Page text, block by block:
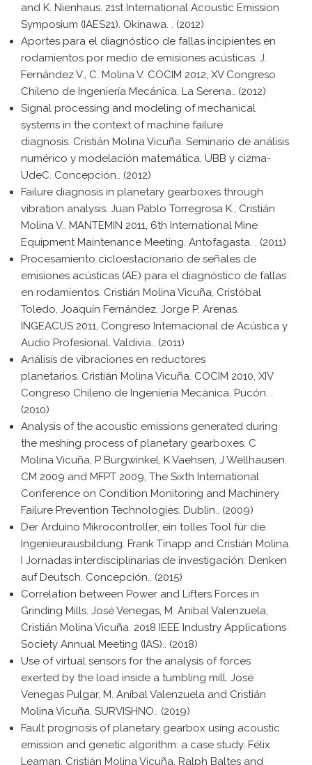
and K. Nienhaus. 21st International Acoustic Emission
Symposium (IAES21). Okinawa. . (2012)
Aportes para el diagnóstico de fallas incipientes en
rodamientos por medio de emisiones acústicas. J.
Fernández V., C. Molina V. COCIM 2012, XV Congreso
Chileno de Ingeniería Mecánica. La Serena.. (2012)
Signal processing and modeling of mechanical
systems in the context of machine failure
diagnosis. Cristián Molina Vicuña. Seminario de análisis
numérico y modelación matemática, UBB y ci2ma-
UdeC. Concepción.. (2012)
Failure diagnosis in planetary gearboxes through
vibration analysis. Juan Pablo Torregrosa K., Cristián
Molina V.. MANTEMIN 2011, 6th International Mine
Equipment Maintenance Meeting. Antofagasta. . (2011)
Procesamiento cicloestacionario de señales de
emisiones acústicas (AE) para el diagnóstico de fallas
en rodamientos. Cristián Molina Vicuña, Cristóbal
Toledo, Joaquín Fernández, Jorge P. Arenas.
INGEACUS 2011, Congreso Internacional de Acústica y
Audio Profesional. Valdivia.. (2011)
Análisis de vibraciones en reductores
planetarios. Cristián Molina Vicuña. COCIM 2010, XIV
Congreso Chileno de Ingeniería Mecánica. Pucón. .
(2010)
Analysis of the acoustic emissions generated during
the meshing process of planetary gearboxes. C
Molina Vicuña, P Burgwinkel, K Vaehsen, J Wellhausen.
CM 2009 and MFPT 2009, The Sixth International
Conference on Condition Monitoring and Machinery
Failure Prevention Technologies. Dublin.. (2009)
Der Arduino Mikrocontroller, ein tolles Tool für die
Ingenieurausbildung. Frank Tinapp and Cristián Molina.
I Jornadas interdisciplinarias de investigación: Denken
auf Deutsch. Concepción.. (2015)
Correlation between Power and Lifters Forces in
Grinding Mills. José Venegas, M. Anibal Valenzuela,
Cristián Molina Vicuña. 2018 IEEE Industry Applications
Society Annual Meeting (IAS).. (2018)
Use of virtual sensors for the analysis of forces
exerted by the load inside a tumbling mill. José
Venegas Pulgar, M. Aníbal Valenzuela and Cristián
Molina Vicuña. SURVISHNO.. (2019)
Fault prognosis of planetary gearbox using acoustic
emission and genetic algorithm: a case study. Félix
Leaman, Cristián Molina Vicuña, Ralph Baltes and